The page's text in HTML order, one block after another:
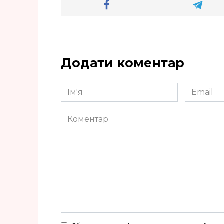
Додати коментар
Ім'я
*
Email
*
Коментар